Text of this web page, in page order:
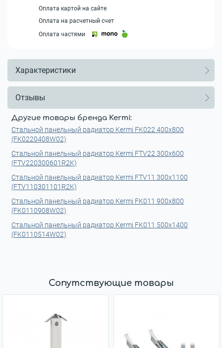
Оплата картой на сайте
Оплата на расчетный счет
Оплата частями
Характеристики
Отзывы
Другие товары бренда Kermi:
Стальной панельный радиатор Kermi FK022 400x800
(FK0220408W02)
Стальной панельный радиатор Kermi FTV22 300x600
(FTV220300601R2K)
Стальной панельный радиатор Kermi FTV11 300x1100
(FTV110301101R2K)
Стальной панельный радиатор Kermi FK011 900x800
(FK0110908W02)
Стальной панельный радиатор Kermi FK011 500x1400
(FK0110514W02)
Сопутствующие товары